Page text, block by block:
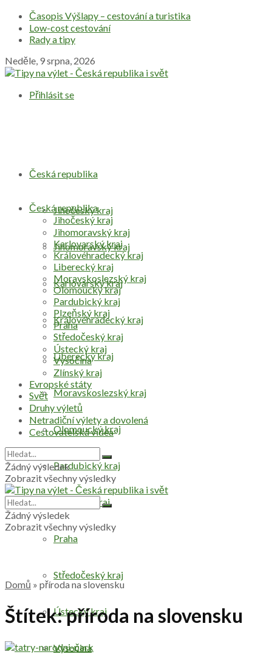
Časopis Výšlapy – cestování a turistika
Low-cost cestování
Rady a tipy
Neděle, 9 srpna, 2026
Přihlásit se
Česká republika
Jihočeský kraj
Jihomoravský kraj
Karlovarský kraj
Královéhradecký kraj
Liberecký kraj
Moravskoslezský kraj
Olomoucký kraj
Pardubický kraj
Plzeňský kraj
Praha
Středočeský kraj
Ústecký kraj
Vysočina
Česká republika
Jihočeský kraj
Jihomoravský kraj
Karlovarský kraj
Královéhradecký kraj
Liberecký kraj
Moravskoslezský kraj
Olomoucký kraj
Pardubický kraj
Plzeňský kraj
Praha
Středočeský kraj
Ústecký kraj
Vysočina
Zlínský kraj
Evropské státy
Svět
Druhy výletů
Netradiční výlety a dovolená
Cestovatelská videa
Žádný výsledek
Zobrazit všechny výsledky
Žádný výsledek
Zobrazit všechny výsledky
Domů » příroda na slovensku
Štítek:příroda na slovensku